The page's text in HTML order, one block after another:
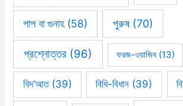
পাপ বা গুনাহ(58) পুরুষ(70)
প্রশ্নোত্তর (96) ফরজ-ওয়াজিব(13)
বিদ’আত(39) বিধি-বিধান (39)